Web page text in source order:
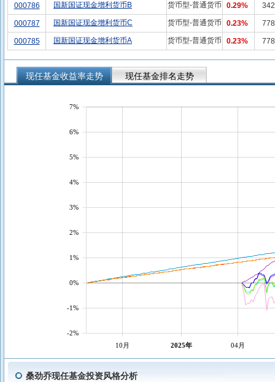
000786 国新国证现金增利货币B 货币型-普通货币 0.29% 342
000787 国新国证现金增利货币C 货币型-普通货币 0.23% 778
000785 国新国证现金增利货币A 货币型-普通货币 0.23% 778
现任基金收益率走势 现任基金排名走势
10月 2025年 04月
-2%
-1%
0%
1%
2%
3%
4%
5%
6%
7%
桑劲乔现任基金投资风格分析